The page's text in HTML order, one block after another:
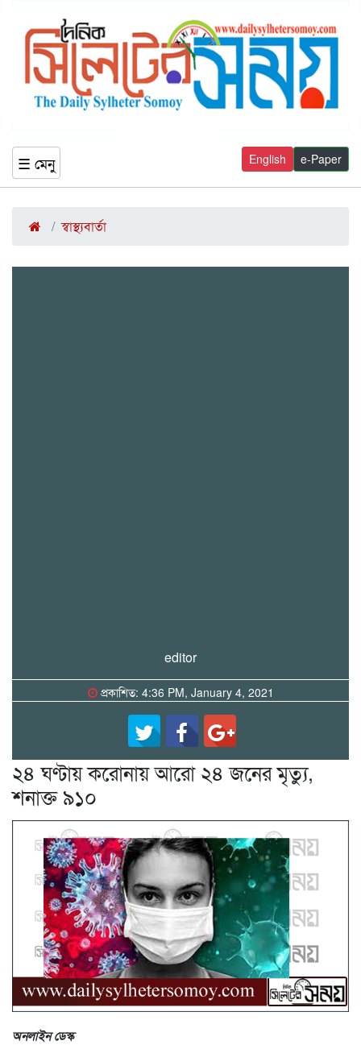
☰ মেনু e-Paper
English
স্বাস্থ্যবার্তা
editor
প্রকাশিত: 4:36 PM, January 4, 2021
২৪ ঘণ্টায় করোনায় আরো ২৪ জনের মৃত্যু,
শনাক্ত ৯১০
অনলাইন ডেস্ক